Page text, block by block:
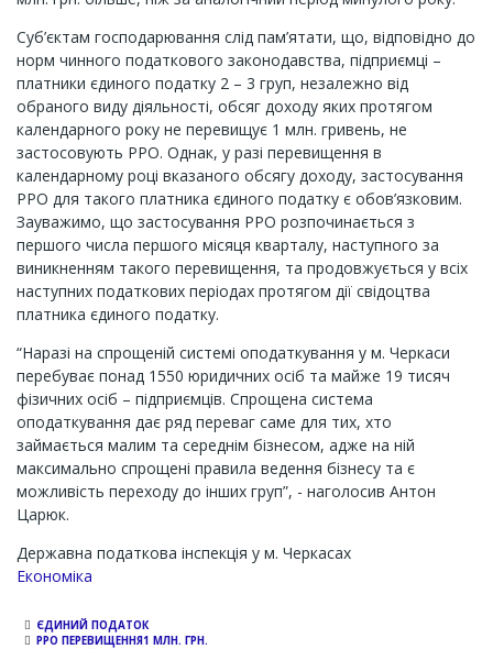
Суб’єктам господарювання слід пам’ятати, що, відповідно до
норм чинного податкового законодавства, підприємці –
платники єдиного податку 2 – 3 груп, незалежно від
обраного виду діяльності, обсяг доходу яких протягом
календарного року не перевищує 1 млн. гривень, не
застосовують РРО. Однак, у разі перевищення в
календарному році вказаного обсягу доходу, застосування
РРО для такого платника єдиного податку є обов’язковим.
Зауважимо, що застосування РРО розпочинається з
першого числа першого місяця кварталу, наступного за
виникненням такого перевищення, та продовжується у всіх
наступних податкових періодах протягом дії свідоцтва
платника єдиного податку.
“Наразі на спрощеній системі оподаткування у м. Черкаси
перебуває понад 1550 юридичних осіб та майже 19 тисяч
фізичних осіб – підприємців. Спрощена система
оподаткування дає ряд переваг саме для тих, хто
займається малим та середнім бізнесом, адже на ній
максимально спрощені правила ведення бізнесу та є
можливість переходу до інших груп”, - наголосив Антон
Царюк.
Державна податкова інспекція у м. Черкасах
Економіка
ЄДИНИЙ ПОДАТОК
РРО ПЕРЕВИЩЕННЯ1 МЛН. ГРН.